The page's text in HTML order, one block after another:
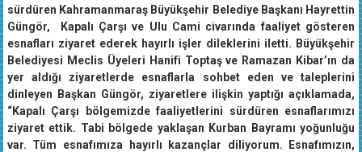
sürdüren Kahramanmaraş Büyükşehir Belediye Başkanı Hayrettin
Güngör, Kapalı Çarşı ve Ulu Cami civarında faaliyet gösteren
esnafları ziyaret ederek hayırlı işler dileklerini iletti. Büyükşehir
Belediyesi Meclis Üyeleri Hanifi Toptaş ve Ramazan Kibar’ın da
yer aldığı ziyaretlerde esnaflarla sohbet eden ve taleplerini
dinleyen Başkan Güngör, ziyaretlere ilişkin yaptığı açıklamada,
“Kapalı Çarşı bölgemizde faaliyetlerini sürdüren esnaflarımızı
ziyaret ettik. Tabi bölgede yaklaşan Kurban Bayramı yoğunluğu
var. Tüm esnafımıza hayırlı kazançlar diliyorum. Esnafımızın,